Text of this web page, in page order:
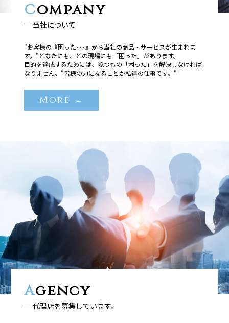
Company
─ 当社について
"お客様の『困った･･･』から当社の商品・サービスが生まれま
す。"どなたにも、どの現場にも「困った」があります。
目的を達成するためには、幾つもの「困った」を解決しなければ
なりません。"皆様の力になることが私達の仕事です。"
More →
Agency
─ 代理店を募集しています。